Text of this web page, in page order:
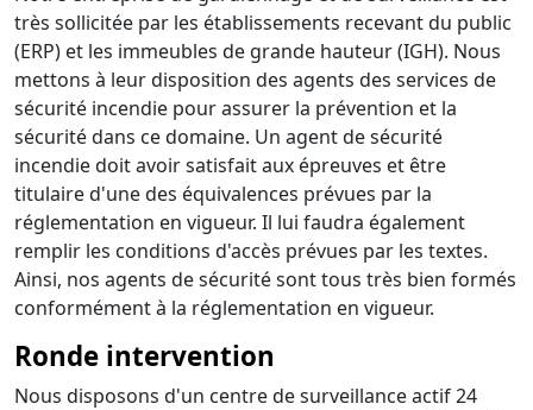
très sollicitée par les établissements recevant du public
(ERP) et les immeubles de grande hauteur (IGH). Nous
mettons à leur disposition des agents des services de
sécurité incendie pour assurer la prévention et la
sécurité dans ce domaine. Un agent de sécurité
incendie doit avoir satisfait aux épreuves et être
titulaire d'une des équivalences prévues par la
réglementation en vigueur. Il lui faudra également
remplir les conditions d'accès prévues par les textes.
Ainsi, nos agents de sécurité sont tous très bien formés
conformément à la réglementation en vigueur.
Ronde intervention
Nous disposons d'un centre de surveillance actif 24